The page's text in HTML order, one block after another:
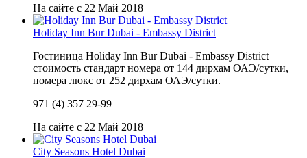
На сайте с 22 Май 2018
Holiday Inn Bur Dubai - Embassy District
Гостиница Holiday Inn Bur Dubai - Embassy District
стоимость стандарт номера от 144 дирхам ОАЭ/сутки,
номера люкс от 252 дирхам ОАЭ/сутки.
971 (4) 357 29-99
На сайте с 22 Май 2018
City Seasons Hotel Dubai